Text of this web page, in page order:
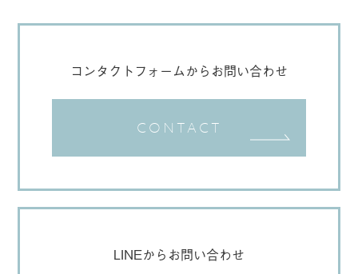
コンタクトフォームからお問い合わせ
CONTACT
LINEからお問い合わせ